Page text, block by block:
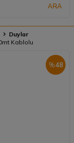
ARA
Duylar
Kablolu
%48